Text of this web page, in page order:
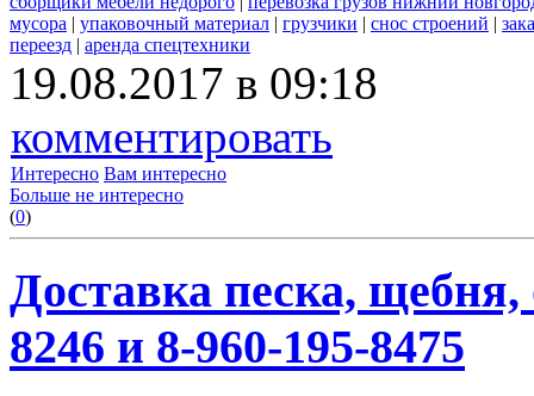
мусора | упаковочный материал | грузчики | снос строений |
переезд | аренда спецтехники
19.08.2017 в 09:18
комментировать
Интересно Вам интересно
Больше не интересно
(0)
Доставка песка, щебня,
8246 и 8-960-195-8475